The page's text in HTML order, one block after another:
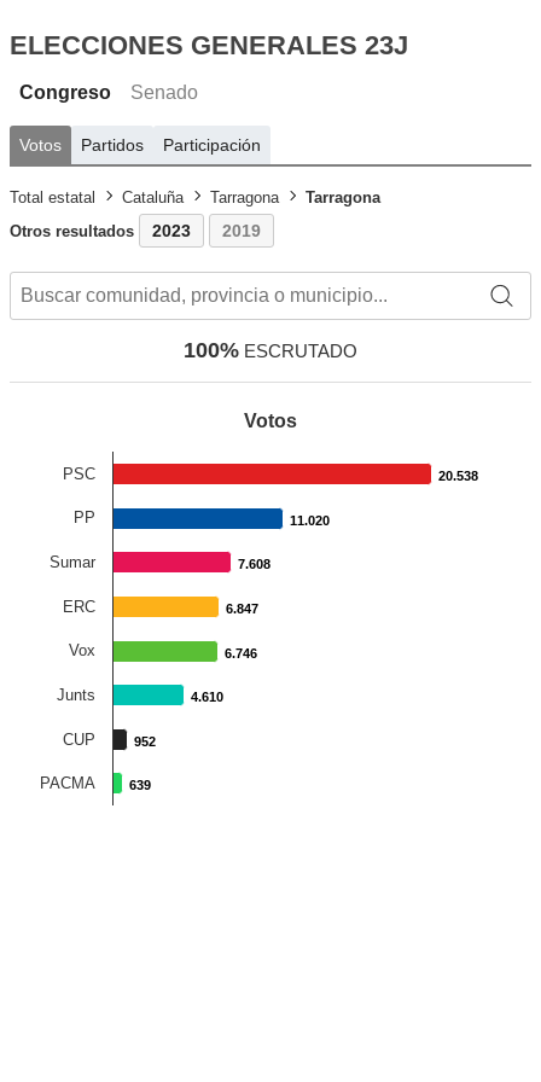
ELECCIONES GENERALES 23J
Congreso Senado
Votos Partidos Participación
Total estatal Cataluña Tarragona
Tarragona
Otros resultados
2023 2019
100% ESCRUTADO
Votos
20.538
20.538
11.020
11.020
7.608
7.608
6.847
6.847
6.746
6.746
4.610
4.610
952
952
639
639
PSC
PP
Sumar
ERC
Vox
Junts
CUP
PACMA